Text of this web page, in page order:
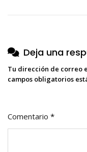
Deja una
Tu dirección de correo
campos obligatorios
Comentario *